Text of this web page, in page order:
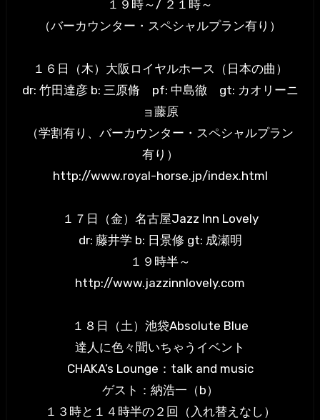
１９時～/ ２１時～
（バーカウンター・スペシャルプラン有り）
１６日（木）大阪ロイヤルホース（日本の曲）
dr: 竹田達彦 b: 三原脩 pf: 中島徹 gt: カオリーニ
ョ藤原
（学割有り、バーカウンター・スペシャルプラン
有り）
http://www.royal-horse.jp/index.html
１７日（金）名古屋Jazz Inn Lovely
dr: 藤井学 b: 日景修 gt: 成瀬明
１９時半～
http://www.jazzinnlovely.com
１８日（土）池袋Absolute Blue
達人に色々聞いちゃうイベント
CHAKA’s Lounge：talk and music
ゲスト：納浩一（b）
１３時と１４時半の２回（入れ替えなし）